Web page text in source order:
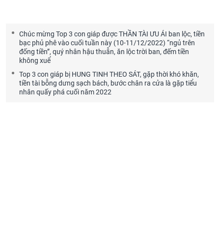
Chúc mừng Top 3 con giáp được THẦN TÀI ƯU ÁI ban lộc, tiền
bạc phủ phê vào cuối tuần này (10-11/12/2022) “ngủ trên
đống tiền”, quý nhân hậu thuẫn, ăn lộc trời ban, đếm tiền
không xuể
Top 3 con giáp bị HUNG TINH THEO SÁT, gặp thời khó khăn,
tiền tài bỗng dưng sạch bách, bước chân ra cửa là gặp tiểu
nhân quấy phá cuối năm 2022